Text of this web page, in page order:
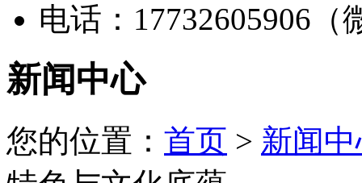
电话：17732605906（
新闻中心
您的位置： 首页 > 新闻